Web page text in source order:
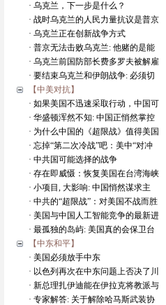
· 乌克兰，下一步是什么？
· 战时乌克兰的人民力量抗议是普京
· 乌克兰正在创新战争方式
· 普京无法击败乌克兰: 他赌的是能
· 乌克兰前国防部长费多罗夫被解雇
· 要结束乌克兰和伊朗战争: 必须切
【中美对抗】
· 如果美国不迅速采取行动，中国可
· 华盛顿浑然不知: 中国正悄然掌控
· 为什么中国的《超限战》值得美国
· 忘掉“第二次冷战”吧：美中“对冲
· 中共国可能选择的战争
· 存在即威慑：恢复美国在台湾海峡
· 小项目, 大影响: 中国悄然谋求主
· 中共的“超限战”：对美国不战而胜
· 美国与中国人工智能竞争的最新进
· 最孤独的岛屿: 美国真的会保卫台
【中东和平】
· 美国必须放手中东
· 以色列再次在中东问题上否决了川
· 新总理扎伊迪能在伊拉克将教派与
· 专家解答: 关于解除哈马斯武装协